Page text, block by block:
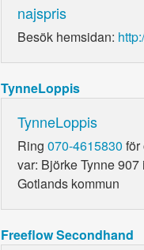
najspris
Besök hemsidan:
TynneLoppis
TynneLoppis
Ring 070-4615830 för
var: Björke Tynne
Gotlands kommun
Freeflow Secondhand